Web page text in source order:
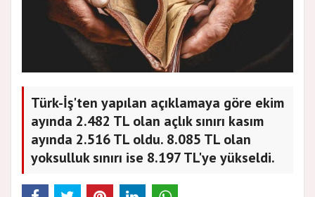
Türk-İş'ten yapılan açıklamaya göre ekim
ayında 2.482 TL olan açlık sınırı kasım
ayında 2.516 TL oldu. 8.085 TL olan
yoksulluk sınırı ise 8.197 TL'ye yükseldi.